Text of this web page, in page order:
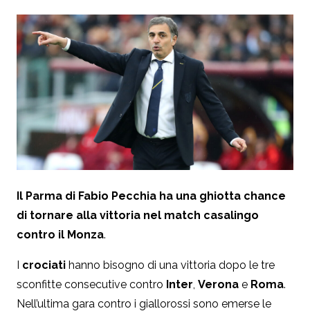
Il Parma di Fabio Pecchia ha una ghiotta chance
di tornare alla vittoria nel match casalingo
contro il Monza.
I crociati hanno bisogno di una vittoria dopo le tre
sconfitte consecutive contro Inter, Verona e Roma.
Nell’ultima gara contro i giallorossi sono emerse le